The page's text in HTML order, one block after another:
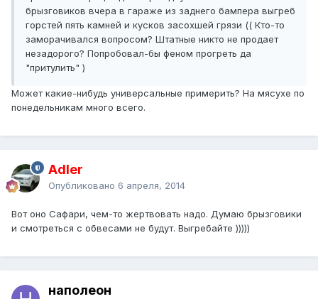
брызговиков вчера в гараже из заднего бампера выгреб
горстей пять камней и кусков засохшей грязи (( Кто-то
заморачивался вопросом? Штатные никто не продает
незадорого? Попробовал-бы феном прогреть да
"притулить" )
Может какие-нибудь универсальные примерить? На мясухе по
понедельникам много всего.
Adler
Опубликовано 6 апреля, 2014
Вот оно Сафари, чем-то жертвовать надо. Думаю брызговики
и смотреться с обвесами не будут. Выгребайте )))))
наполеон